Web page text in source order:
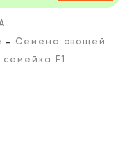
Семена овощей
F1